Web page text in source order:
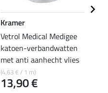
Kramer
Vetrol Medical Medigee
katoen-verbandwatten
met anti aanhecht vlies
(4,63 € / 1 m)
13,90 €